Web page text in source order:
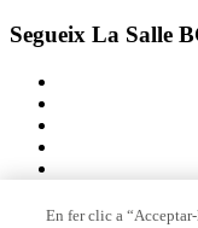
Segueix La Salle
En fer clic a